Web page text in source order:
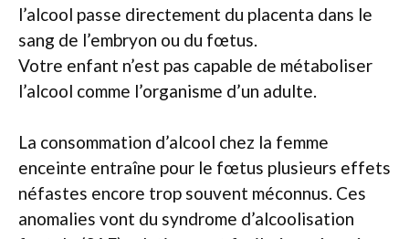
l’alcool passe directement du placenta dans le
sang de l’embryon ou du fœtus.
Votre enfant n’est pas capable de métaboliser
l’alcool comme l’organisme d’un adulte.
La consommation d’alcool chez la femme
enceinte entraîne pour le fœtus plusieurs effets
néfastes encore trop souvent méconnus. Ces
anomalies vont du syndrome d’alcoolisation